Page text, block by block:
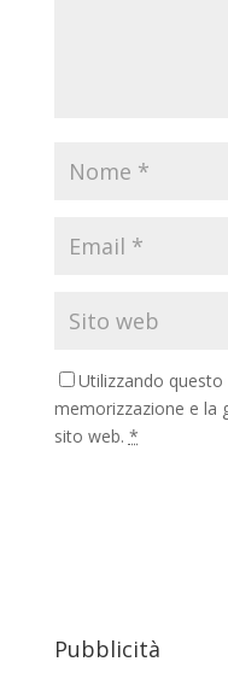
Utilizzando
memorizzazione e la
sito web. *
Pubblicità